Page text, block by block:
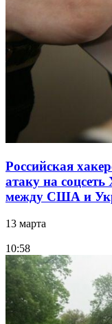
Российская
атаку на
между США и
13 марта
10:58